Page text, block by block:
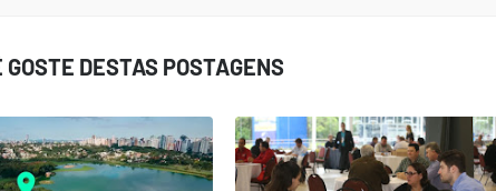
GOSTE DESTAS POSTAGENS